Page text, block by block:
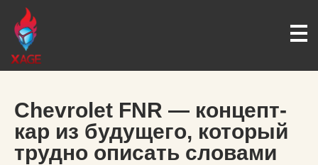
Chevrolet FNR — концепт-
кар из будущего, который
трудно описать словами